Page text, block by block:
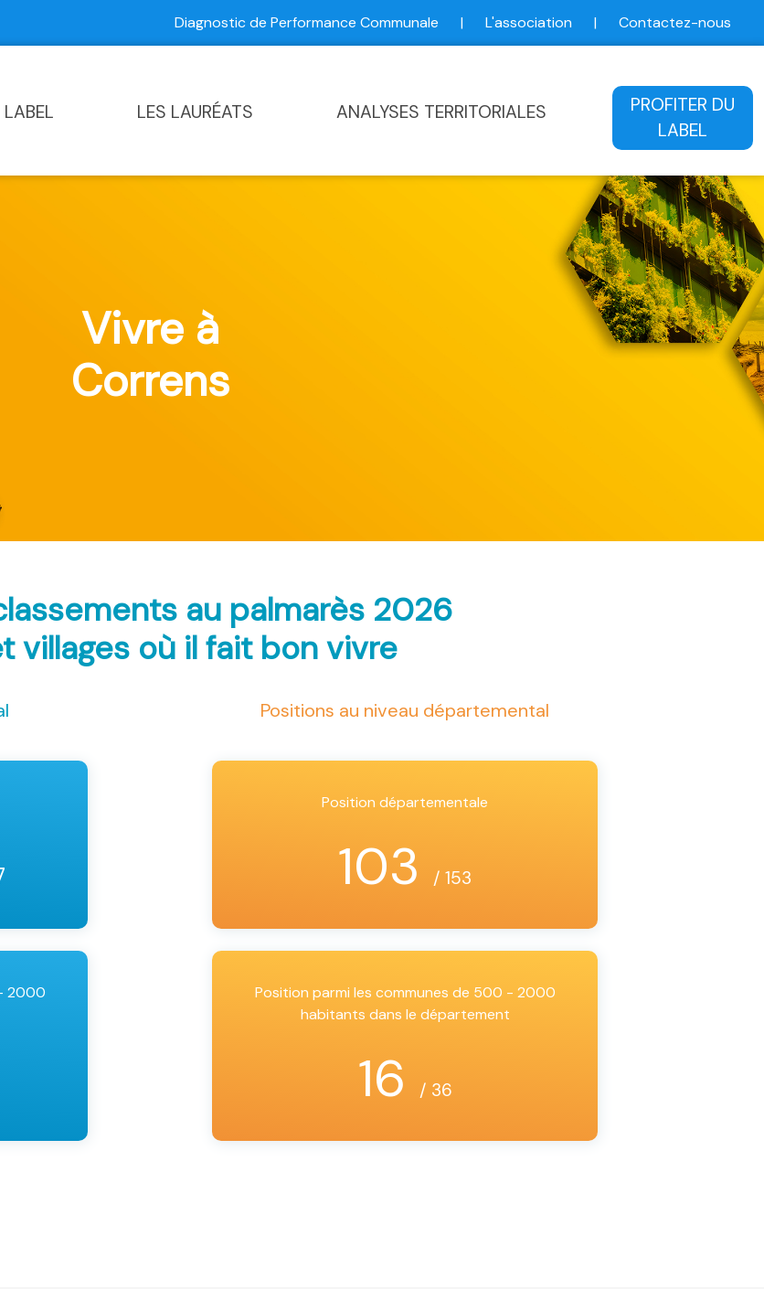
Diagnostic de Performance Communale | L'association | Contactez-nous
LABEL LES LAURÉATS ANALYSES TERRITORIALES
PROFITER DU
LABEL
Vivre à
Correns
au palmarès 2026
villages où il fait bon vivre
2000
Positions au niveau départemental
Position départementale
103 / 153
Position parmi les communes de 500 - 2000
habitants dans le département
16 / 36